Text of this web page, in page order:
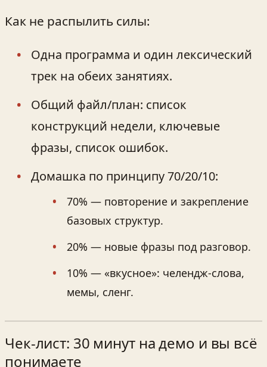
Как не распылить силы:
Одна программа и один лексический
трек на обеих занятиях.
Общий файл/план: список
конструкций недели, ключевые
фразы, список ошибок.
Домашка по принципу 70/20/10:
70% — повторение и закрепление
базовых структур.
20% — новые фразы под разговор.
10% — «вкусное»: челендж‑слова,
мемы, сленг.
Чек‑лист: 30 минут на демо и вы всё
понимаете